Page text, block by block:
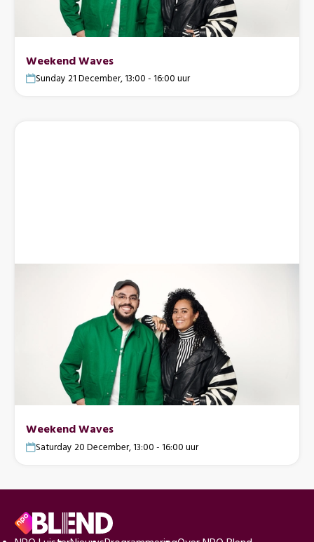
Weekend Waves
Sunday 21 December, 13:00 - 16:00 uur
Weekend Waves
Saturday 20 December, 13:00 - 16:00 uur
Voettekst